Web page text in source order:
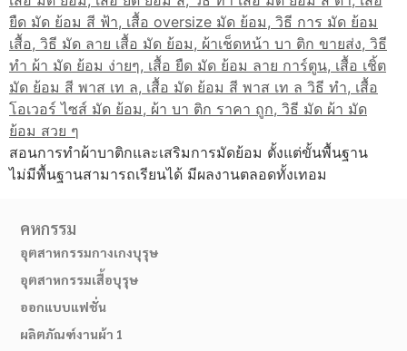
สอนการทำผ้าบาติกและเสริมการมัดย้อม ตั้งแต่ขั้นพื้นฐาน
ไม่มีพื้นฐานสามารถเรียนได้ มีผลงานตลอดทั้งเทอม
คหกรรม
อุตสาหกรรมกางเกงบุรุษ
อุตสาหกรรมเสื้อบุรุษ
ออกแบบแฟชั่น
ผลิตภัณฑ์งานผ้า 1